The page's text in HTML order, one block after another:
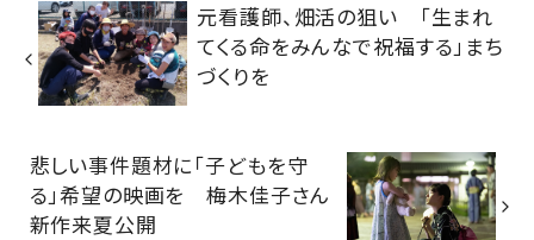
元看護師、畑活の狙い 「生まれ
てくる命をみんなで祝福する」まち
づくりを
悲しい事件題材に「子どもを守
る」希望の映画を 梅木佳子さん
新作来夏公開